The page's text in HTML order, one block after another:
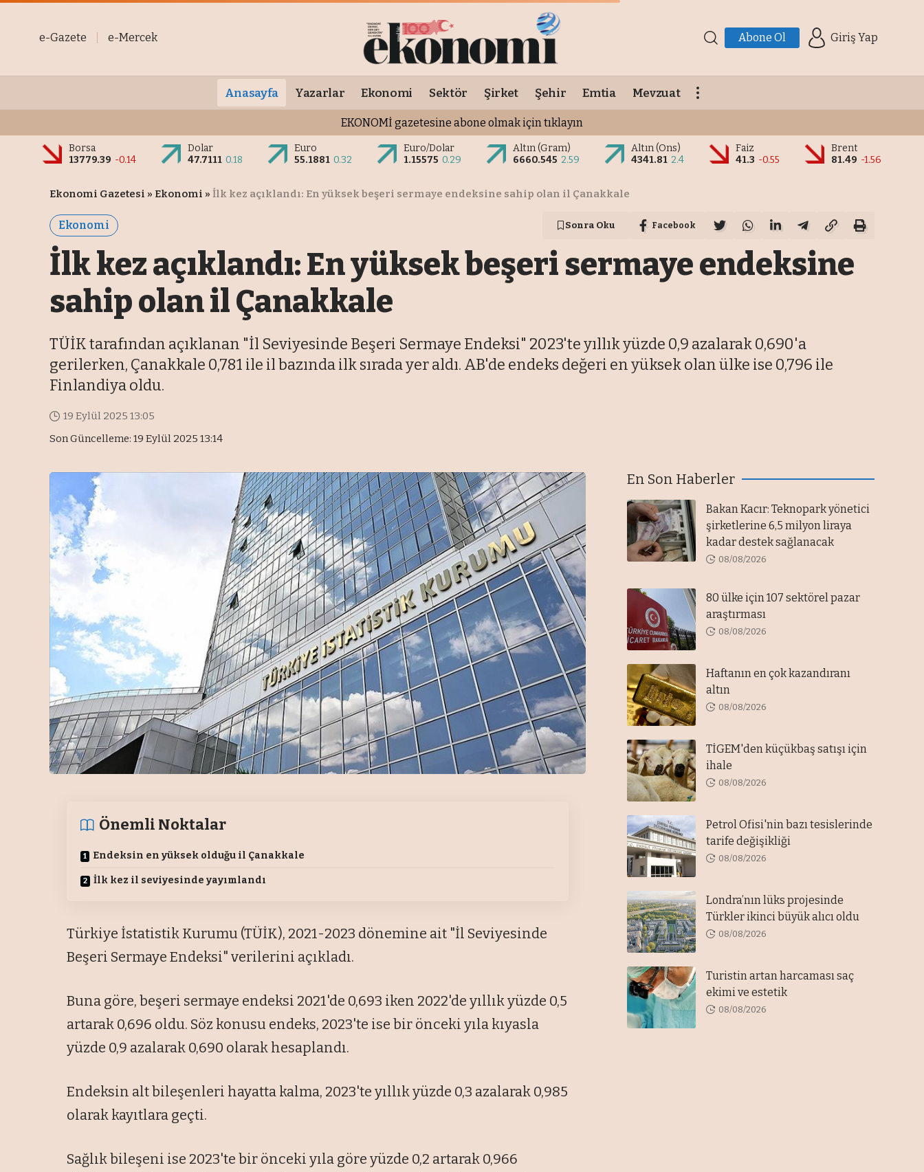
e-Gazete e-Mercek Abone Ol Giriş Yap
Anasayfa Yazarlar Ekonomi Sektör Şirket Şehir Emtia Mevzuat
EKONOMİ gazetesine abone olmak için tıklayın
Borsa
13779.39 -0.14
Dolar
47.7111 0.18
Euro
55.1881 0.32
Euro/Dolar
1.15575 0.29
Altın (Gram)
6660.545 2.59
Altın (Ons)
4341.81 2.4
Faiz
41.3 -0.55
Brent
81.49 -1.56
Ekonomi Gazetesi » Ekonomi » İlk kez açıklandı: En yüksek beşeri sermaye endeksine sahip olan il Çanakkale
Ekonomi Sonra Oku Facebook
İlk kez açıklandı: En yüksek beşeri sermaye endeksine
sahip olan il Çanakkale
TÜİK tarafından açıklanan "İl Seviyesinde Beşeri Sermaye Endeksi" 2023'te yıllık yüzde 0,9 azalarak 0,690'a
gerilerken, Çanakkale 0,781 ile il bazında ilk sırada yer aldı. AB'de endeks değeri en yüksek olan ülke ise 0,796 ile
Finlandiya oldu.
Son Güncelleme: 19 Eylül 2025 13:14
19 Eylül 2025 13:05
Önemli Noktalar
Endeksin en yüksek olduğu il Çanakkale
İlk kez il seviyesinde yayımlandı
Türkiye İstatistik Kurumu (TÜİK), 2021-2023 dönemine ait "İl Seviyesinde
Beşeri Sermaye Endeksi" verilerini açıkladı.
Buna göre, beşeri sermaye endeksi 2021'de 0,693 iken 2022'de yıllık yüzde 0,5
artarak 0,696 oldu. Söz konusu endeks, 2023'te ise bir önceki yıla kıyasla
yüzde 0,9 azalarak 0,690 olarak hesaplandı.
Endeksin alt bileşenleri hayatta kalma, 2023'te yıllık yüzde 0,3 azalarak 0,985
olarak kayıtlara geçti.
Sağlık bileşeni ise 2023'te bir önceki yıla göre yüzde 0,2 artarak 0,966
En Son Haberler
Bakan Kacır: Teknopark yönetici
şirketlerine 6,5 milyon liraya
kadar destek sağlanacak
08/08/2026
80 ülke için 107 sektörel pazar
araştırması
08/08/2026
Haftanın en çok kazandıranı
altın
08/08/2026
TİGEM'den küçükbaş satışı için
ihale
08/08/2026
Petrol Ofisi'nin bazı tesislerinde
tarife değişikliği
08/08/2026
Londra’nın lüks projesinde
Türkler ikinci büyük alıcı oldu
08/08/2026
Turistin artan harcaması saç
ekimi ve estetik
08/08/2026